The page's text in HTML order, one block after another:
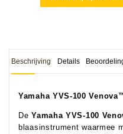
Beschrijving Details
Yamaha YVS-100
DeYamaha YVS-100
blaasinstrument waarmee